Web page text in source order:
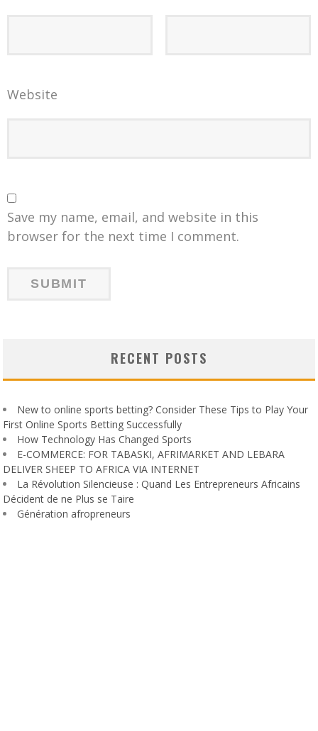
Website
Save my name, email, and website in this
browser for the next time I comment.
RECENT POSTS
New to online sports betting? Consider These Tips to Play Your
First Online Sports Betting Successfully
How Technology Has Changed Sports
E-COMMERCE: FOR TABASKI, AFRIMARKET AND LEBARA
DELIVER SHEEP TO AFRICA VIA INTERNET
La Révolution Silencieuse : Quand Les Entrepreneurs Africains
Décident de ne Plus se Taire
Génération afropreneurs